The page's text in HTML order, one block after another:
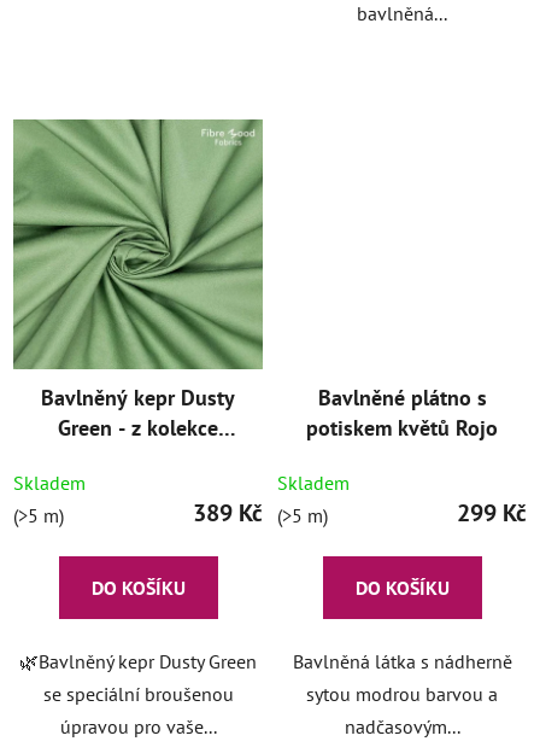
bavlněná...
Bavlněný kepr Dusty
Green - z kolekce
Skladem
(>5 m)
389 Kč
DO KOŠÍKU
🌿Bavlněný kepr Dusty Green
se speciální broušenou
úpravou pro vaše...
Bavlněné plátno s
potiskem květů Rojo
Skladem
(>5 m)
299 Kč
DO KOŠÍKU
Bavlněná látka s nádherně
sytou modrou barvou a
nadčasovým...